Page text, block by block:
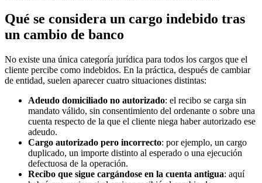
Qué se considera un cargo indebido tras
un cambio de banco
No existe una única categoría jurídica para todos los cargos que el
cliente percibe como indebidos. En la práctica, después de cambiar
de entidad, suelen aparecer cuatro situaciones distintas:
Adeudo domiciliado no autorizado: el recibo se carga sin
mandato válido, sin consentimiento del ordenante o sobre una
cuenta respecto de la que el cliente niega haber autorizado ese
adeudo.
Cargo autorizado pero incorrecto: por ejemplo, un cargo
duplicado, un importe distinto al esperado o una ejecución
defectuosa de la operación.
Recibo que sigue cargándose en la cuenta antigua: aquí